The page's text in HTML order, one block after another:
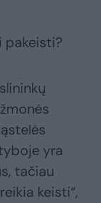
pakeisti?
yra
tačiau
keisti“,